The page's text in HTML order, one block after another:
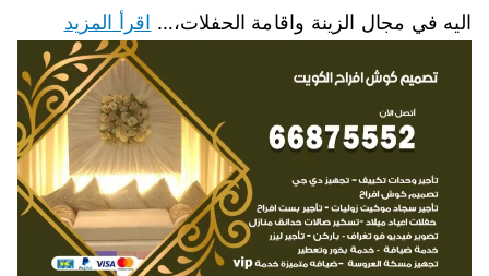
اليه في مجال الزينة واقامة الحفلات،… اقرأ المزيد